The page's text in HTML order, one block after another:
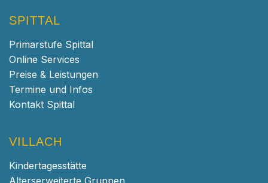
SPITTAL
Primarstufe Spittal
Online Services
Preise & Leistungen
Termine und Infos
Kontakt Spittal
VILLACH
Kindertagesstätte
Alterserweiterte Gruppen